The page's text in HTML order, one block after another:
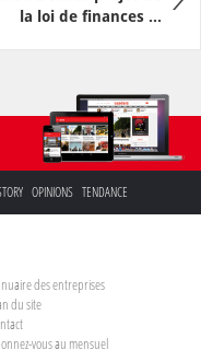
la loi de finances ...
OPINIONS TENDANCE
des entreprises
du site
vous au mensuel